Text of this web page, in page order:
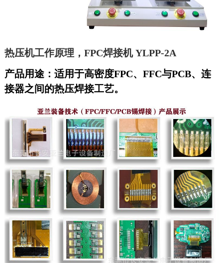
热压机工作原理，FPC焊接机YLPP-2A
产品用途： 适用于高密度FPC、 FFC与PCB、 连
接器之间的热压焊接工艺。